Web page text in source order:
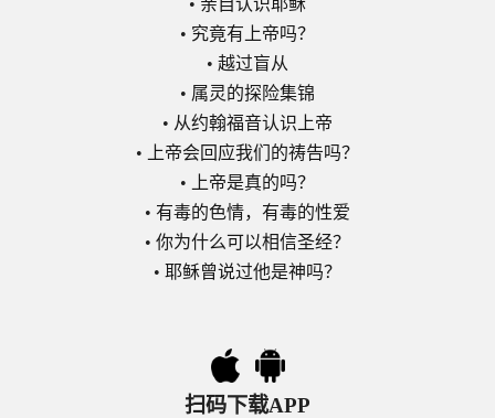
• 亲自认识耶稣
• 究竟有上帝吗？
• 越过盲从
• 属灵的探险集锦
• 从约翰福音认识上帝
•
上帝会回应我们的祷告吗？
•
上帝是真的吗？
• 有毒的色情，有毒的性爱
• 你为什么可以相信圣经？
• 耶稣曾说过他是神吗？
扫码下载APP